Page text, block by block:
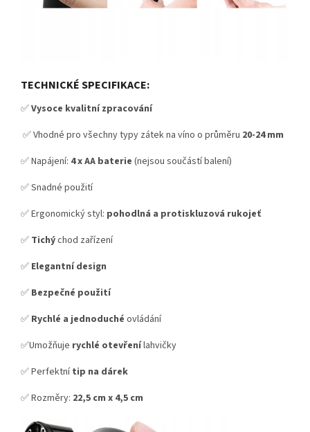
TECHNICKÉ SPECIFIKACE:
✅Vysoce kvalitní zpracování
✅ Vhodné pro všechny typy zátek na víno o průměru 20-24 mm
✅ Napájení: 4 x AA baterie (nejsou součástí balení)
✅ Snadné použití
✅ Ergonomický styl: pohodlná a protiskluzová rukojeť
✅ Tichýchod zařízení
✅ Elegantní design
✅ Bezpečné použití
✅ Rychlé a jednoduché ovládání
✅Umožňuje rychlé otevřenílahvičky
✅ Perfektnítip na dárek
✅ Rozměry: 22,5 cm x 4,5 cm